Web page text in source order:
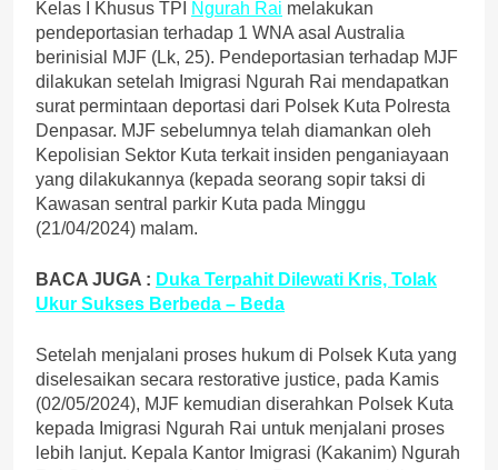
Kelas I Khusus TPI
Ngurah Rai melakukan
pendeportasian terhadap 1 WNA asal Australia
berinisial MJF (Lk, 25). Pendeportasian terhadap MJF
dilakukan setelah Imigrasi Ngurah Rai mendapatkan
surat permintaan deportasi dari Polsek Kuta Polresta
Denpasar. MJF sebelumnya telah diamankan oleh
Kepolisian Sektor Kuta terkait insiden penganiayaan
yang dilakukannya (kepada seorang sopir taksi di
Kawasan sentral parkir Kuta pada Minggu
(21/04/2024) malam.
BACA JUGA : Duka Terpahit Dilewati Kris, Tolak
Ukur Sukses Berbeda – Beda
Setelah menjalani proses hukum di Polsek Kuta yang
diselesaikan secara restorative justice, pada Kamis
(02/05/2024), MJF kemudian diserahkan Polsek Kuta
kepada Imigrasi Ngurah Rai untuk menjalani proses
lebih lanjut. Kepala Kantor Imigrasi (Kakanim) Ngurah